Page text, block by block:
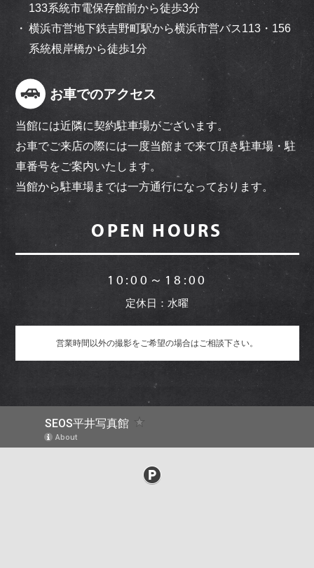
133系統市電保存館前から徒歩3分
横浜市営地下鉄吉野町駅から横浜市営バス113・156
系統根岸橋から徒歩1分
お車でのアクセス
当館には近隣に契約駐車場がございます。
お車でご来店の際には一度当館まで来て頂き駐車場・駐
車番号をご案内いたします。
当館から駐車場までは一方通行になっております。
OPEN HOURS
10:00～18:00
定休日：水曜
営業時間以外の撮影をご希望の場合はご相談下さい。